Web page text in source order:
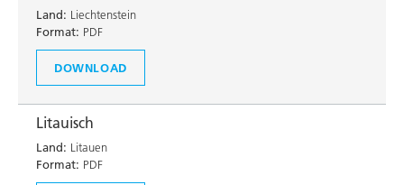
Land: Liechtenstein
Format: PDF
DOWNLOAD
Litauisch
Land: Litauen
Format: PDF